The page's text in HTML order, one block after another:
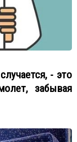
- это
забывая